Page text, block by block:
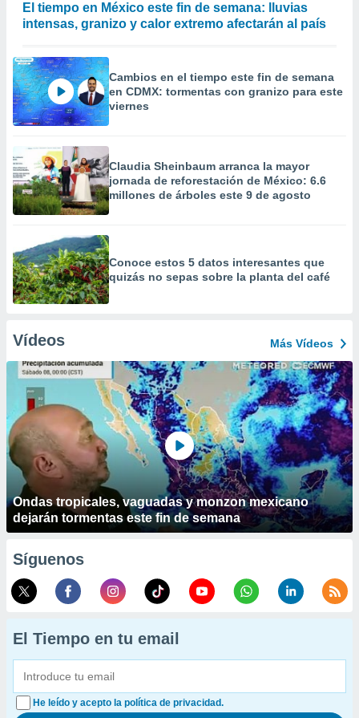
El tiempo en México este fin de semana: lluvias
intensas, granizo y calor extremo afectarán al país
Cambios en el tiempo este fin de semana
en CDMX: tormentas con granizo para este
viernes
Claudia Sheinbaum arranca la mayor
jornada de reforestación de México: 6.6
millones de árboles este 9 de agosto
Conoce estos 5 datos interesantes que
quizás no sepas sobre la planta del café
Vídeos Más Vídeos
Ondas tropicales, vaguadas y monzon mexicano
dejarán tormentas este fin de semana
Síguenos
El Tiempo en tu email
He leído y acepto la política de privacidad.